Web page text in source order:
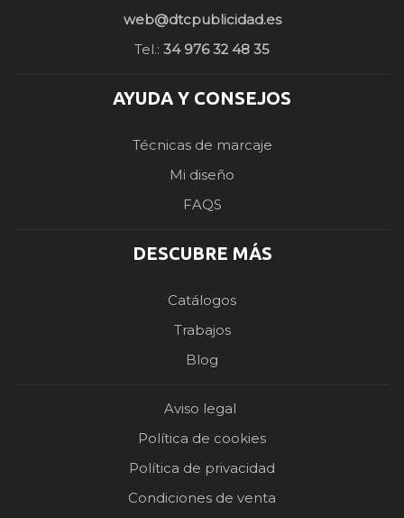
web@dtcpublicidad.es
Tel.: 34 976 32 48 35
AYUDA Y CONSEJOS
Técnicas de marcaje
Mi diseño
FAQS
DESCUBRE MÁS
Catálogos
Trabajos
Blog
Aviso legal
Política de cookies
Política de privacidad
Condiciones de venta